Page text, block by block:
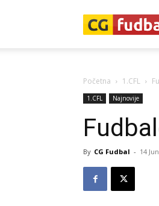
Početna 1.CFL
1.CFL Najnovije
By CG Fudbal - 14